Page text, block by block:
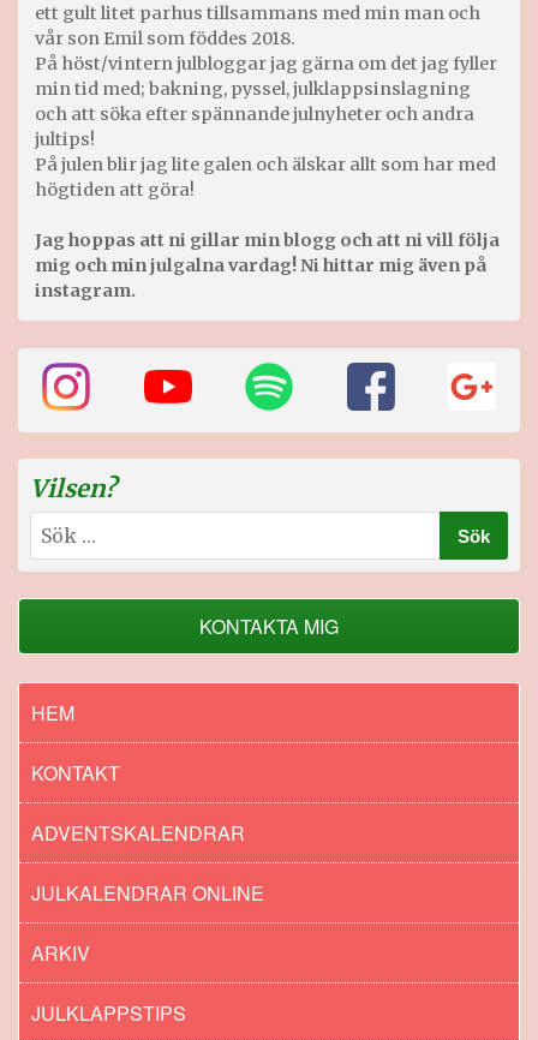
ett gult litet parhus tillsammans med min man och
vår son Emil som föddes 2018.
På höst/vintern julbloggar jag gärna om det jag fyller
min tid med; bakning, pyssel, julklappsinslagning
och att söka efter spännande julnyheter och andra
jultips!
På julen blir jag lite galen och älskar allt som har med
högtiden att göra!
Jag hoppas att ni gillar min blogg och att ni vill följa
mig och min julgalna vardag! Ni hittar mig även på
instagram.
Vilsen?
Sök
efter:
KONTAKTA MIG
HEM
KONTAKT
ADVENTSKALENDRAR
JULKALENDRAR ONLINE
ARKIV
JULKLAPPSTIPS